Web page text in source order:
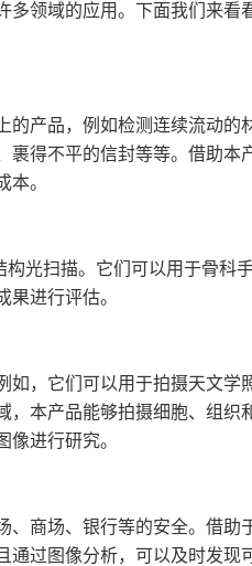
领域的应用。下面我们来看
产品，例如检测连续流动的
得不平的信封等等。借助本
。
扫描。它们可以用于骨科
进行评估。
，它们可以用于拍摄天文学
本产品能够拍摄细胞、组织
进行研究。
商场、银行等的安全。借助
通过图像分析，可以及时发现